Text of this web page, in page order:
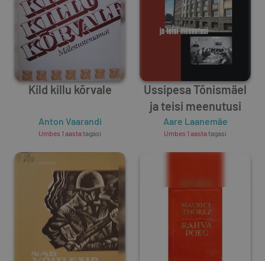
Kild killu kõrvale
Anton Vaarandi
Umbes 1 aastatagasi
Ussipesa Tõnismäel
ja teisi meenutusi
Aare Laanemäe
Umbes 1 aastatagasi